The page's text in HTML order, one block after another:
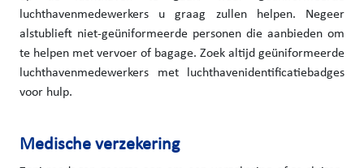
luchthavenmedewerkers u graag zullen helpen. Negeer
alstublieft niet-geüniformeerde personen die aanbieden om
te helpen met vervoer of bagage. Zoek altijd geüniformeerde
luchthavenmedewerkers met luchthavenidentificatiebadges
voor hulp.
Medische verzekering